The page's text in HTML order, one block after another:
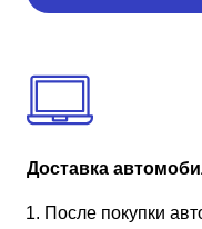
Доставка
После покупки